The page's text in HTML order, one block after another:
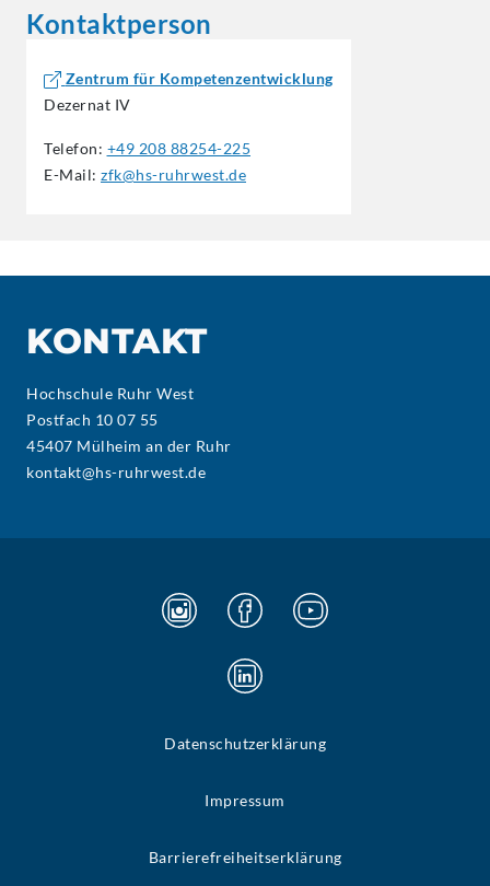
Kontaktperson
Zentrum für Kompetenzentwicklung
Dezernat IV
Telefon: +49 208 88254-225
E-Mail: zfk@hs-ruhrwest.de
KONTAKT
Hochschule Ruhr West
Postfach 10 07 55
45407 Mülheim an der Ruhr
kontakt@hs-ruhrwest.de
Datenschutzerklärung
Impressum
Barrierefreiheitserklärung